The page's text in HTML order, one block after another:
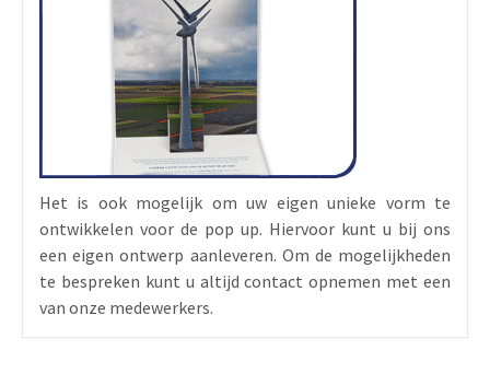
Het is ook mogelijk om uw eigen unieke vorm te
ontwikkelen voor de pop up. Hiervoor kunt u bij ons
een eigen ontwerp aanleveren. Om de mogelijkheden
te bespreken kunt u altijd contact opnemen met een
van onze medewerkers.